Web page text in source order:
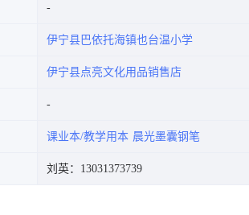
伊宁县巴依托海镇也台温小学
伊宁县点亮文化用品销售店
课业本/教学用本 晨光墨囊钢笔
刘英：13031373739